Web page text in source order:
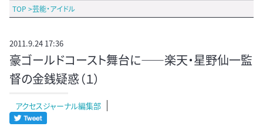
TOP >芸能・アイドル
2011.9.24 17:36
豪ゴールドコースト舞台に――楽天・星野仙一監
督の金銭疑惑（１）
アクセスジャーナル編集部